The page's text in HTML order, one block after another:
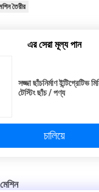
তৈরীর
এর সেরা মূল্য পান
সজ্জা ছাঁচনির্মাণ ইন্টিগ্রেটিভ
টেস্টিং ছাঁচ / পণ্য
চালিয়ে